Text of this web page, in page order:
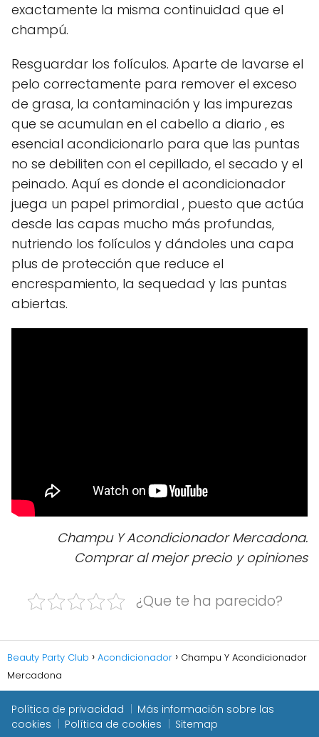
exactamente la misma continuidad que el
champú.
Resguardar los folículos. Aparte de lavarse el
pelo correctamente para remover el exceso
de grasa, la contaminación y las impurezas
que se acumulan en el cabello a diario , es
esencial acondicionarlo para que las puntas
no se debiliten con el cepillado, el secado y el
peinado. Aquí es donde el acondicionador
juega un papel primordial , puesto que actúa
desde las capas mucho más profundas,
nutriendo los folículos y dándoles una capa
plus de protección que reduce el
encrespamiento, la sequedad y las puntas
abiertas.
Champu Y Acondicionador Mercadona.
Comprar al mejor precio y opiniones
¿Que te ha parecido?
Beauty Party Club Acondicionador
Champu Y Acondicionador
Mercadona
Política de privacidad
Más información sobre las
cookies
Política de cookies Sitemap